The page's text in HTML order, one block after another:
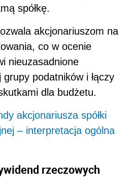
spółkę.
akcjonariuszom na
co w ocenie
nieuzasadnione
podatników i łączy
dla budżetu.
akcjonariusza spółki
– interpretacja ogólna
rzeczowych